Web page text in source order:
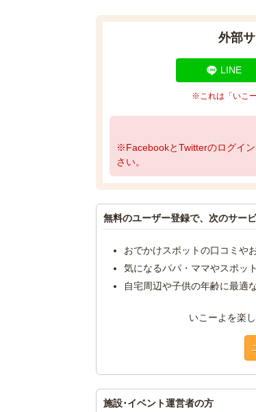
外部
LINE
※これは「いこ
※FacebookとTwitterのログイ
さい。
無料のユーザー登録で、次のサー
おでかけスポットの口コミや
気になるパパ・ママやスポッ
自宅周辺や子供の年齢に最適
いこーよを楽
施設･イベント運営者の方